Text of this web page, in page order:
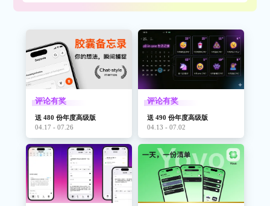
评论有奖
送 480 份年度高级版
04.17 - 07.26
评论有奖
送 490 份年度高级版
04.13 - 07.02